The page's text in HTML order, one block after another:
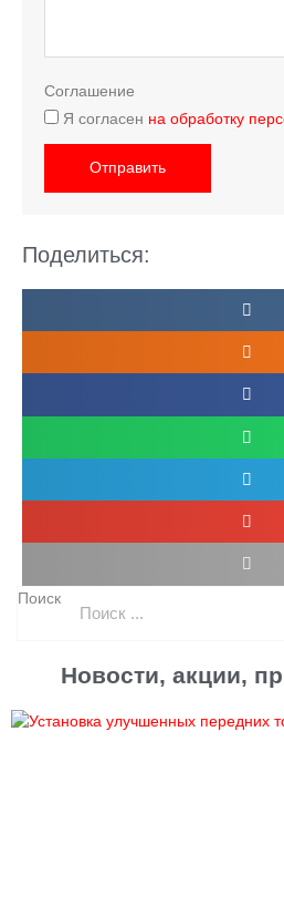
Соглашение
Я согласен на обработку
Отправить
Поделиться:
Поиск
Новости, акции,